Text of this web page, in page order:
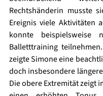
Rechtshänderin musste
Ereignis viele Aktivitäten
konnte
Balletttraining
zeigte Simone eine
doch insbesondere
Die obere Extremität zeigt